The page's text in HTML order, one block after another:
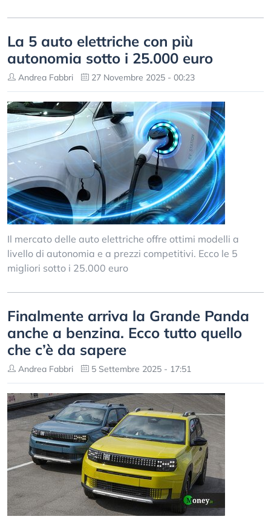
La 5 auto elettriche con più
autonomia sotto i 25.000 euro
Andrea Fabbri 27 Novembre 2025 - 00:23
Il mercato delle auto elettriche offre ottimi modelli a
livello di autonomia e a prezzi competitivi. Ecco le 5
migliori sotto i 25.000 euro
Finalmente arriva la Grande Panda
anche a benzina. Ecco tutto quello
che c’è da sapere
Andrea Fabbri 5 Settembre 2025 - 17:51